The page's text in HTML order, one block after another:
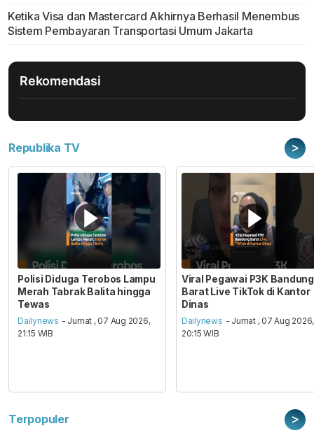
Ketika Visa dan Mastercard Akhirnya Berhasil Menembus
Sistem Pembayaran Transportasi Umum Jakarta
Rekomendasi
Republika TV >
Polisi Diduga Terobos Lampu
Merah Tabrak Balita hingga
Tewas
Dailynews - Jumat , 07 Aug 2026,
21:15 WIB
Viral Pegawai P3K Bandung
Barat Live TikTok di Kantor
Dinas
Dailynews - Jumat , 07 Aug 2026,
20:15 WIB
Terpopuler >